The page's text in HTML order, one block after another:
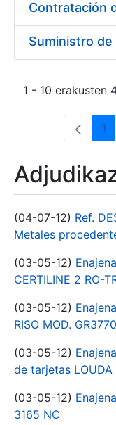
1 - 10 erakusten
1
(04-07-12) Ref.
Metales
(03-05-12)
CERTILINE 2 RO-
(03-05-12)
RISO MOD. GR3770
(03-05-12)
de tarjetas LOUDA
(03-05-12)
3165 NC